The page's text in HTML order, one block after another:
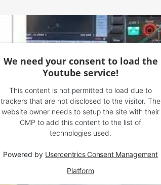
We need your consent to load the
Youtube service!
This content is not permitted to load due to
trackers that are not disclosed to the visitor. The
website owner needs to setup the site with their
CMP to add this content to the list of
technologies used.
Powered by Usercentrics Consent Management
Platform